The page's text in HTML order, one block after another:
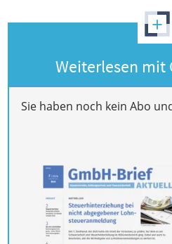
+
Weiterlesen mit
Sie haben noch kein Abo